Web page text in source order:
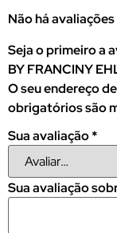
Não há
Seja o primeiro a
BY FRANCINY
O seu endereço
obrigatórios são
Sua avaliação*
Sua avaliação